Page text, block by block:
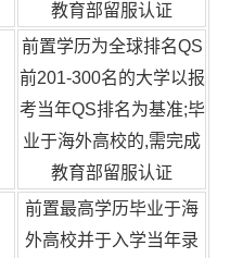
教育部留服认证
前置学历为全球排名QS
前201-300名的大学以报
考当年QS排名为基准;毕
业于海外高校的,需完成
教育部留服认证
前置最高学历毕业于海
外高校并于入学当年录